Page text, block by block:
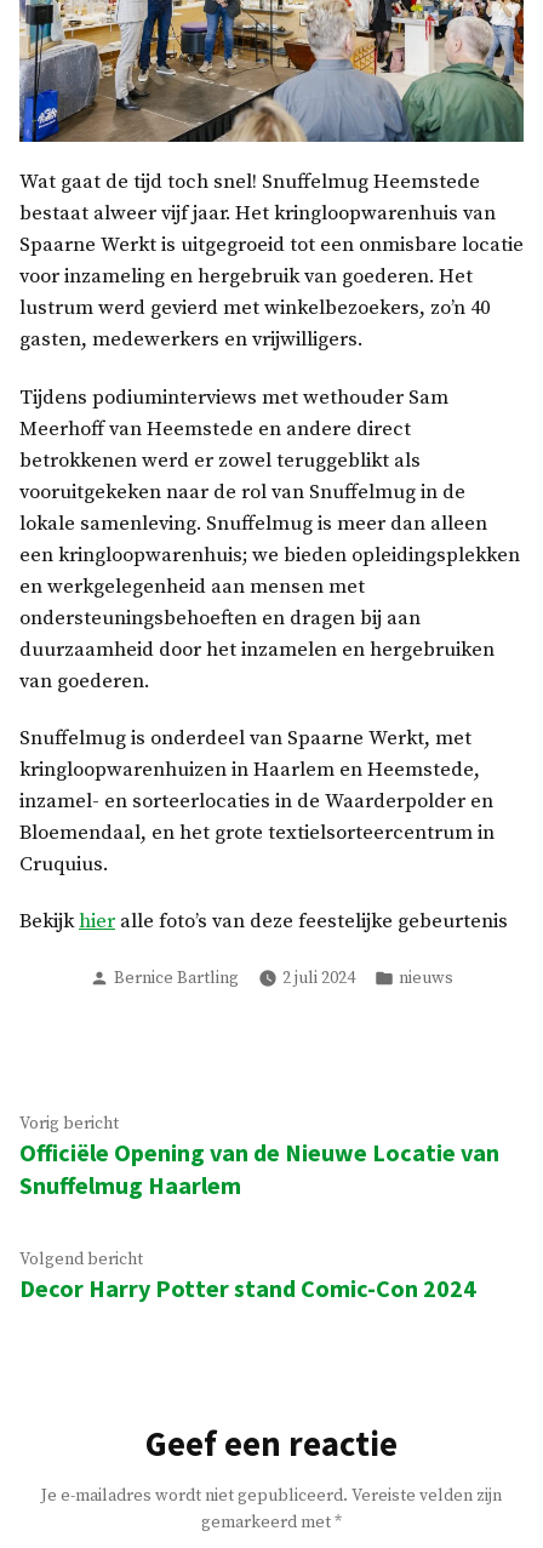
Wat gaat de tijd toch snel! Snuffelmug Heemstede
bestaat alweer vijf jaar. Het kringloopwarenhuis van
Spaarne Werkt is uitgegroeid tot een onmisbare locatie
voor inzameling en hergebruik van goederen. Het
lustrum werd gevierd met winkelbezoekers, zo’n 40
gasten, medewerkers en vrijwilligers.
Tijdens podiuminterviews met wethouder Sam
Meerhoff van Heemstede en andere direct
betrokkenen werd er zowel teruggeblikt als
vooruitgekeken naar de rol van Snuffelmug in de
lokale samenleving. Snuffelmug is meer dan alleen
een kringloopwarenhuis; we bieden opleidingsplekken
en werkgelegenheid aan mensen met
ondersteuningsbehoeften en dragen bij aan
duurzaamheid door het inzamelen en hergebruiken
van goederen.
Snuffelmug is onderdeel van Spaarne Werkt, met
kringloopwarenhuizen in Haarlem en Heemstede,
inzamel- en sorteerlocaties in de Waarderpolder en
Bloemendaal, en het grote textielsorteercentrum in
Cruquius.
Bekijkhier alle foto’s van deze feestelijke gebeurtenis
Geplaatst
Bernice Bartling 2 juli 2024
Geplaatst
nieuws
Bericht
navigatie
Vorig berichtVorig
bericht:
Officiële Opening van de Nieuwe Locatie van
Snuffelmug Haarlem
Volgend berichtVolgend
bericht:
Decor Harry Potter stand Comic-Con 2024
Geef een reactie
Je e-mailadres wordt niet gepubliceerd. Vereiste velden zijn
gemarkeerd met*